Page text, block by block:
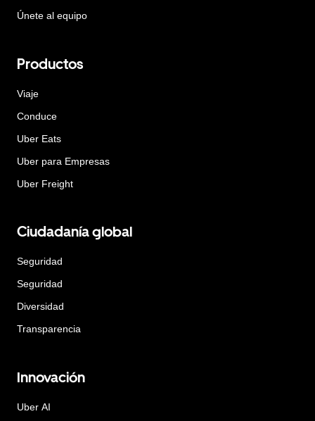
Únete al equipo
Productos
Viaje
Conduce
Uber Eats
Uber para Empresas
Uber Freight
Ciudadanía global
Seguridad
Seguridad
Diversidad
Transparencia
Innovación
Uber AI